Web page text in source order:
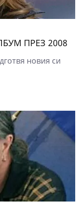
ПРЕЗ 2008
новия си